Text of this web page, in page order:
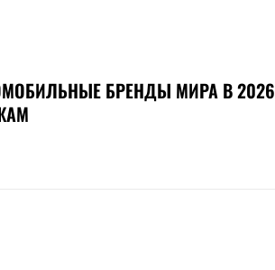
БРЕНДЫ МИРА В 2026